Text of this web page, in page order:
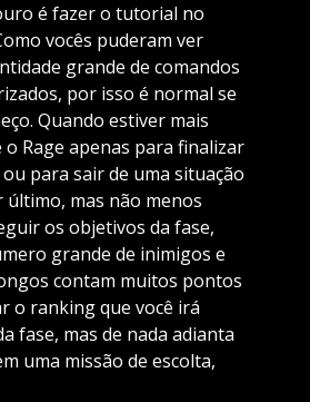
é fazer o tutorial no
vocês puderam ver
grande de comandos
por isso é normal se
Quando estiver mais
Rage apenas para finalizar
para sair de uma situação
último, mas não menos
os objetivos da fase,
grande de inimigos e
contam muitos pontos
o ranking que você irá
fase, mas de nada adianta
uma missão de escolta,